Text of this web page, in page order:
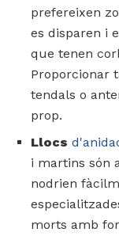
prefereixen
es disparen i
que tenen
Proporcionar
tendals o
prop.
Llocs
i martins són
nodrien
morts amb